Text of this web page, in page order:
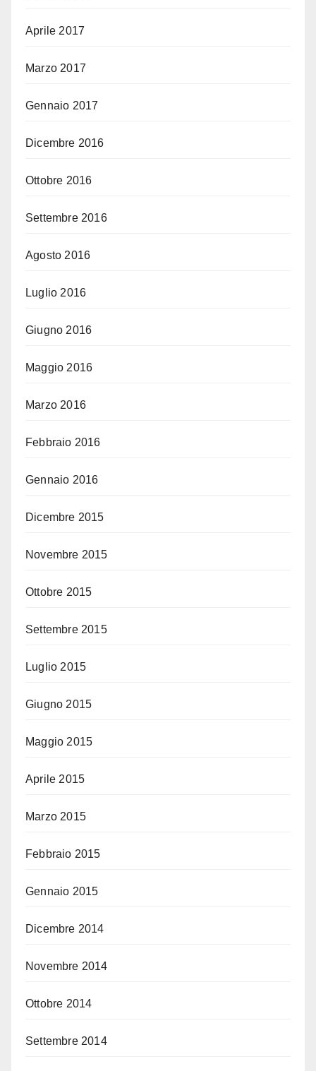
Aprile 2017
Marzo 2017
Gennaio 2017
Dicembre 2016
Ottobre 2016
Settembre 2016
Agosto 2016
Luglio 2016
Giugno 2016
Maggio 2016
Marzo 2016
Febbraio 2016
Gennaio 2016
Dicembre 2015
Novembre 2015
Ottobre 2015
Settembre 2015
Luglio 2015
Giugno 2015
Maggio 2015
Aprile 2015
Marzo 2015
Febbraio 2015
Gennaio 2015
Dicembre 2014
Novembre 2014
Ottobre 2014
Settembre 2014